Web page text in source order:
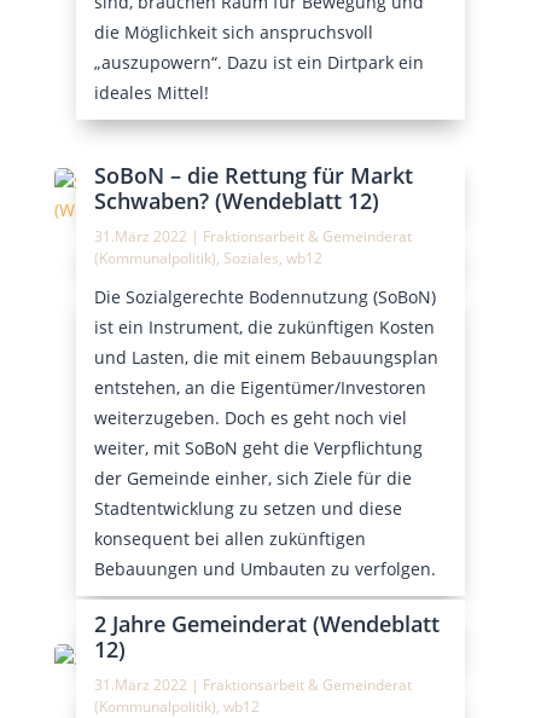
die Möglichkeit sich anspruchsvoll
„auszupowern“. Dazu ist ein Dirtpark ein
ideales Mittel!
SoBoN – die Rettung für Markt
Schwaben? (Wendeblatt 12)
31.März 2022 | Fraktionsarbeit & Gemeinderat
(Kommunalpolitik), Soziales, wb12
Die Sozialgerechte Bodennutzung (SoBoN)
ist ein Instrument, die zukünftigen Kosten
und Lasten, die mit einem Bebauungsplan
entstehen, an die Eigentümer/Investoren
weiterzugeben. Doch es geht noch viel
weiter, mit SoBoN geht die Verpflichtung
der Gemeinde einher, sich Ziele für die
Stadtentwicklung zu setzen und diese
konsequent bei allen zukünftigen
Bebauungen und Umbauten zu verfolgen.
2 Jahre Gemeinderat (Wendeblatt
12)
31.März 2022 | Fraktionsarbeit & Gemeinderat
(Kommunalpolitik), wb12